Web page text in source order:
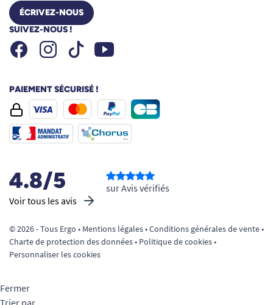
ÉCRIVEZ-NOUS
SUIVEZ-NOUS !
FacebookInstagramTiktok Youtube
PAIEMENT SÉCURISÉ !
4.8/5
Voir tous les avis
sur Avis vérifiés
© 2026 - Tous Ergo • Mentions légales•Conditions générales de vente•
Charte de protection des données• Politique de cookies•
Personnaliser les cookies
Fermer